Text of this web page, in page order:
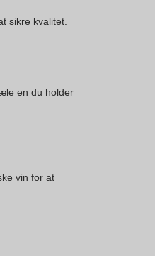
sikre kvalitet.
en du holder
vin for at